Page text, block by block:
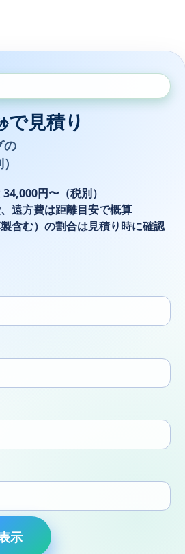
で見積り
の
円〜（税別）
遠方費は距離目安で概算
含む）の割合は見積り時に確認
示